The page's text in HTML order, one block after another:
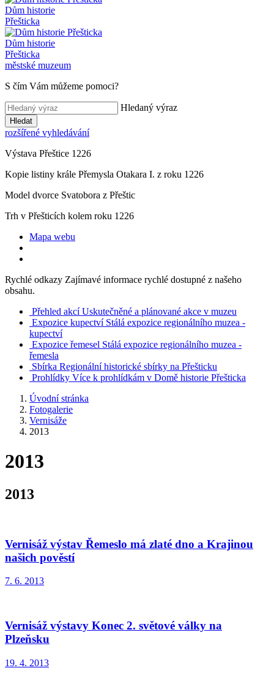
Dům historie
Přešticka
Dům historie
Přešticka
městské muzeum
S čím Vám můžeme pomoci?
Hledaný výraz
Hledat
rozšířené vyhledávání
Výstava Přeštice 1226
Kopie listiny krále Přemysla Otakara I. z roku 1226
Model dvorce Svatobora z Přeštic
Trh v Přešticích kolem roku 1226
Mapa webu
Rychlé odkazy Zajímavé informace rychlé dostupné z našeho
obsahu.
Přehled akcí Uskutečněné a plánované akce v muzeu
Expozice kupectví Stálá expozice regionálního muzea -
kupectví
Expozice řemesel Stálá expozice regionálního muzea -
řemesla
Sbírka Regionální historické sbírky na Přešticku
Prohlídky Více k prohlídkám v Domě historie Přešticka
Úvodní stránka
Fotogalerie
Vernisáže
2013
2013
2013
Vernisáž výstav Řemeslo má zlaté dno a Krajinou
našich pověstí
7. 6. 2013
Vernisáž výstavy Konec 2. světové války na
Plzeňsku
19. 4. 2013